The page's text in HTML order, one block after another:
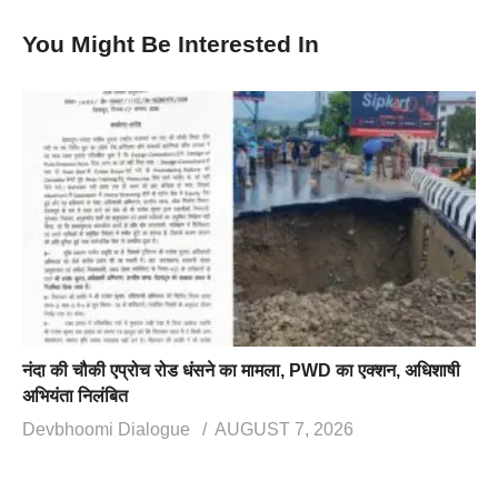
You Might Be Interested In
नंदा की चौकी एप्रोच रोड धंसने का मामला, PWD का एक्शन, अधिशाषी
अभियंता निलंबित
Devbhoomi Dialogue
AUGUST 7, 2026